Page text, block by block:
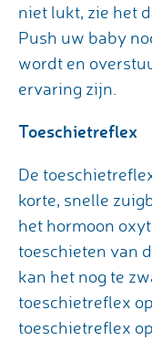
niet lukt, zie het
Push uw baby
wordt en
ervaring zijn.
Toeschietreflex
De
korte, snelle
het hormoon
toeschieten van
kan het nog te
toeschietreflex
toeschietreflex